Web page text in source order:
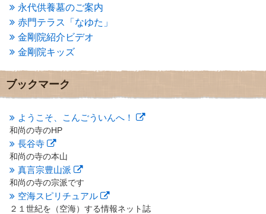
2013年5月(13)
2013年4月(1)
2013年3月 (4)
2013年2月(6)
2013年1月(6)
2012年12月(7)
2012年11月(7)
2012年10月
2012年8月
(9)
2012年7月(10)
2012年6月
2012年5月(16)
2012年4月 (16)
2012年3月(17)
2012年2月(20)
2012年1月(25)
永代供養墓のご案内
赤門テラス「なゆた」
金剛院紹介ビデオ
金剛院キッズ
ブックマーク
ようこそ、こんごういんへ！
和尚の寺のHP
長谷寺
和尚の寺の本山
真言宗豊山派
和尚の寺の宗派です
空海スピリチュアル
２１世紀を（空海）する情報ネット誌